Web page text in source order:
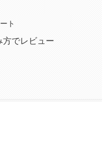
ト
方でレビュー